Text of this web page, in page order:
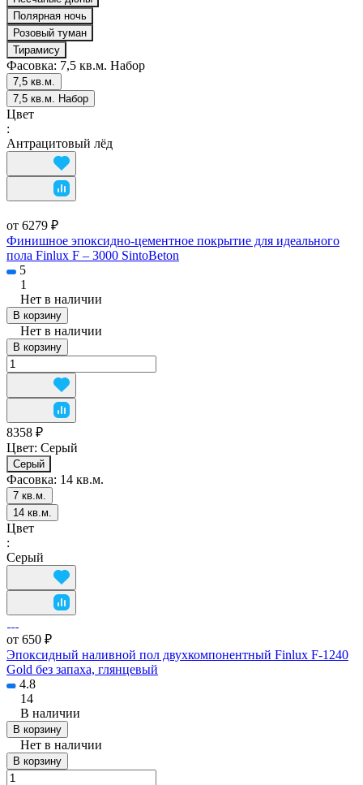
Полярная ночь
Розовый туман
Тирамису
Фасовка: 7,5 кв.м. Набор
7,5 кв.м.
7,5 кв.м. Набор
Цвет
:
Антрацитовый лёд
от 6279 ₽
Финишное эпоксидно-цементное покрытие для идеального
пола Finlux F – 3000 SintoBeton
5
1
Нет в наличии
В корзину
Нет в наличии
В корзину
8358 ₽
Цвет: Серый
Серый
Фасовка: 14 кв.м.
7 кв.м.
14 кв.м.
Цвет
:
Серый
от 650 ₽
Эпоксидный наливной пол двухкомпонентный Finlux F-1240
Gold без запаха, глянцевый
4.8
14
В наличии
В корзину
Нет в наличии
В корзину